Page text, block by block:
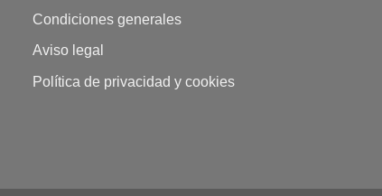
Condiciones generales
Aviso legal
Política de privacidad y cookies